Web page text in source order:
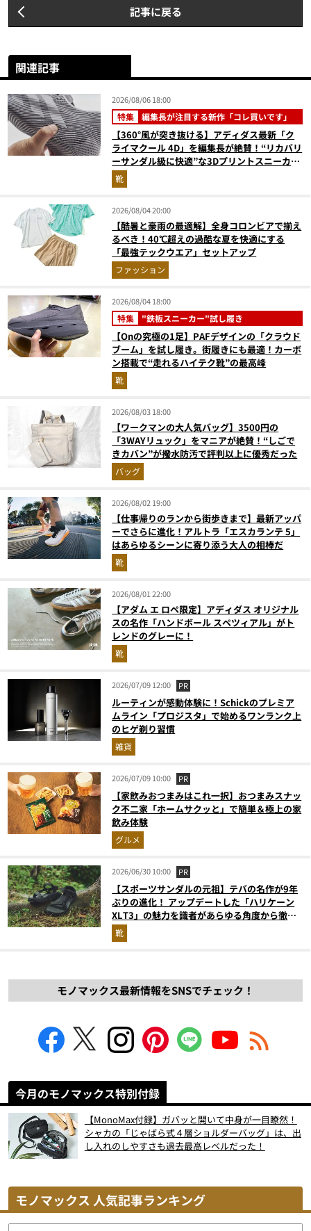
記事に戻る
関連記事
2026/08/06 18:00
特集 編集長が注目する新作「コレ買いです」
【360°風が突き抜ける】アディダス最新「ク
ライマクール 4D」を編集長が絶賛！“リカバリ
ーサンダル級に快適”な3Dプリントスニーカー
『コレ買いです』Vol.173
靴
2026/08/04 20:00
【酷暑と豪雨の最適解】全身コロンビアで揃え
るべき！40℃超えの過酷な夏を快適にする
「最強テックウエア」セットアップ
ファッション
2026/08/04 18:00
特集 "鉄板スニーカー"試し履き
【Onの究極の1足】PAFデザインの「クラウド
ブーム」を試し履き。街履きにも最適！カーボ
ン搭載で“走れるハイテク靴”の最高峰
靴
2026/08/03 18:00
【ワークマンの大人気バッグ】3500円の
「3WAYリュック」をマニアが絶賛！“しごで
きカバン”が撥水防汚で評判以上に優秀だった
バッグ
2026/08/02 19:00
【仕事帰りのランから街歩きまで】最新アッパ
ーでさらに進化！アルトラ「エスカランテ 5」
はあらゆるシーンに寄り添う大人の相棒だ
靴
2026/08/01 22:00
【アダム エ ロペ限定】アディダス オリジナル
スの名作「ハンドボール スペツィアル」がト
レンドのグレーに！
靴
2026/07/09 12:00 PR
ルーティンが感動体験に！Schickのプレミア
ムライン「プロジスタ」で始めるワンランク上
のヒゲ剃り習慣
雑貨
2026/07/09 10:00 PR
【家飲みおつまみはこれ一択】おつまみスナッ
ク不二家「ホームサクッと」で簡単＆極上の家
飲み体験
グルメ
2026/06/30 10:00 PR
【スポーツサンダルの元祖】テバの名作が9年
ぶりの進化！ アップデートした「ハリケーン
XLT3」の魅力を識者があらゆる角度から徹底
解説！
靴
モノマックス最新情報をSNSでチェック！
今月のモノマックス特別付録
【MonoMax付録】ガバッと開いて中身が一目瞭然！
シャカの「じゃばら式４層ショルダーバッグ」は、出
し入れのしやすさも過去最高レベルだった！
モノマックス 人気記事ランキング